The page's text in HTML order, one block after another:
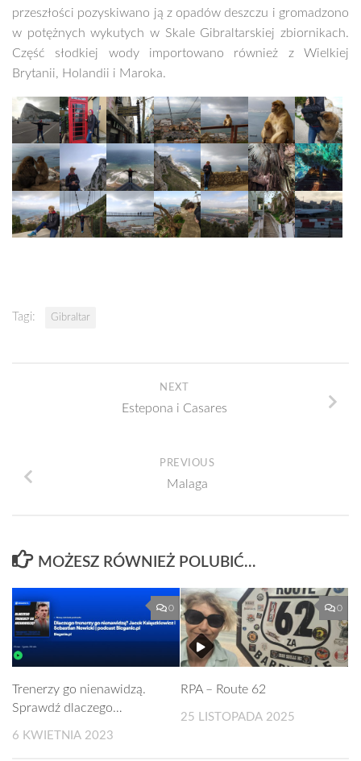
przeszłości pozyskiwano ją z opadów deszczu i gromadzono
w potężnych wykutych w Skale Gibraltarskiej zbiornikach.
Część słodkiej wody importowano również z Wielkiej
Brytanii, Holandii i Maroka.
Tagi: Gibraltar
NEXT
Estepona i Casares
PREVIOUS
Malaga
MOŻESZ RÓWNIEŻ POLUBIĆ…
0
Trenerzy go nienawidzą.
Sprawdź dlaczego…
6 KWIETNIA 2023
0
RPA – Route 62
25 LISTOPADA 2025